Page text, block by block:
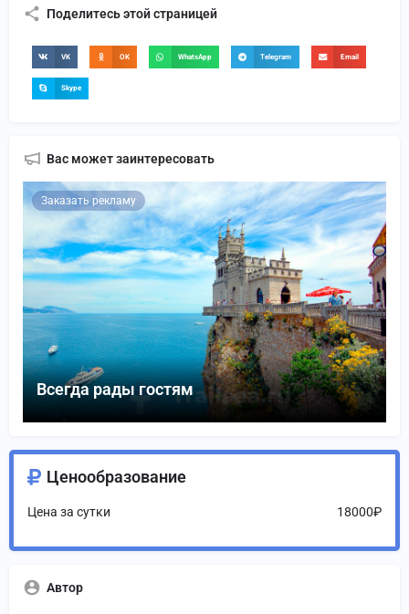
Поделитесь этой страницей
VK OK WhatsApp Telegram Email
Skype
Вас может заинтересовать
Заказать рекламу
Всегда рады гостям
Ценообразование
Цена за сутки 18000₽
Автор